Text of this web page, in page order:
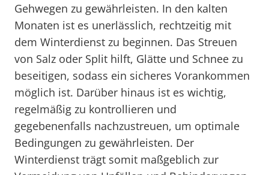
Gehwegen zu gewährleisten. In den kalten
Monaten ist es unerlässlich, rechtzeitig mit
dem Winterdienst zu beginnen. Das Streuen
von Salz oder Split hilft, Glätte und Schnee zu
beseitigen, sodass ein sicheres Vorankommen
möglich ist. Darüber hinaus ist es wichtig,
regelmäßig zu kontrollieren und
gegebenenfalls nachzustreuen, um optimale
Bedingungen zu gewährleisten. Der
Winterdienst trägt somit maßgeblich zur